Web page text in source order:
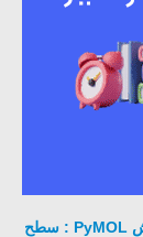
آموزش PyMOL : سطح